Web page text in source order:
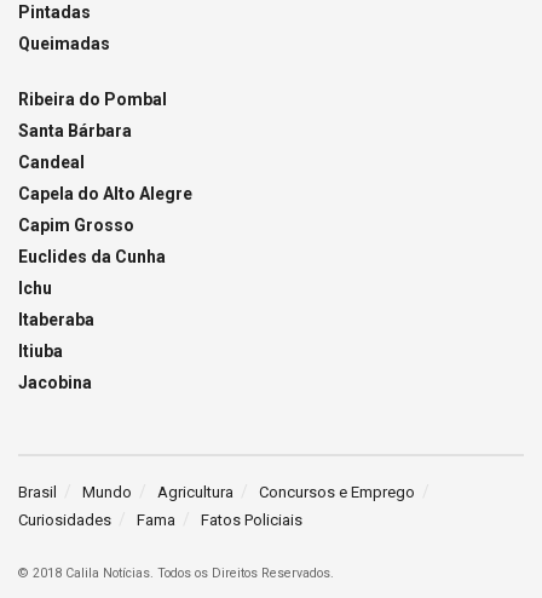
Pintadas
Queimadas
Ribeira do Pombal
Santa Bárbara
Candeal
Capela do Alto Alegre
Capim Grosso
Euclides da Cunha
Ichu
Itaberaba
Itiuba
Jacobina
Brasil Mundo Agricultura
Concursos e Emprego
Curiosidades
Fama Fatos Policiais
© 2018 Calila Notícias. Todos os Direitos Reservados.